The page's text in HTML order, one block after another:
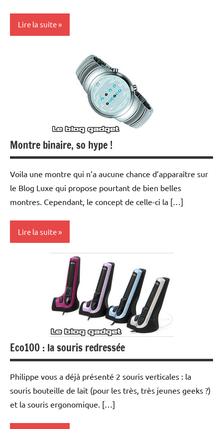
Lire la suite
Montre binaire, so hype !
Voila une montre qui n’a aucune chance d’apparaître sur
le Blog Luxe qui propose pourtant de bien belles
montres. Cependant, le concept de celle-ci la […]
Lire la suite
Eco100 : la souris redressée
Philippe vous a déjà présenté 2 souris verticales : la
souris bouteille de lait (pour les très, très jeunes geeks ?)
et la souris ergonomique. […]